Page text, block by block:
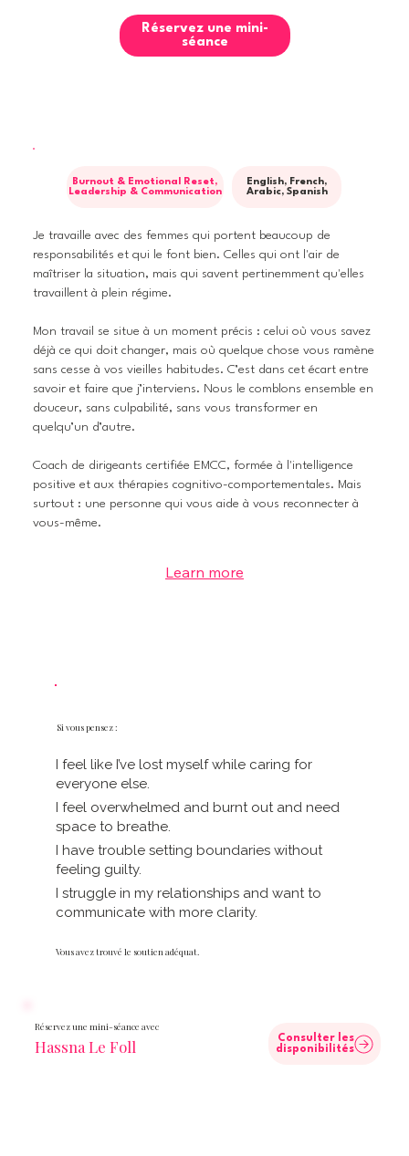
Réservez une mini-
séance
Burnout & Emotional Reset,
Leadership & Communication
English, French,
Arabic, Spanish
Je travaille avec des femmes qui portent beaucoup de
responsabilités et qui le font bien. Celles qui ont l'air de
maîtriser la situation, mais qui savent pertinemment qu'elles
travaillent à plein régime.
Mon travail se situe à un moment précis : celui où vous savez
déjà ce qui doit changer, mais où quelque chose vous ramène
sans cesse à vos vieilles habitudes. C’est dans cet écart entre
savoir et faire que j’interviens. Nous le comblons ensemble en
douceur, sans culpabilité, sans vous transformer en
quelqu’un d’autre.
Coach de dirigeants certifiée EMCC, formée à l'intelligence
positive et aux thérapies cognitivo-comportementales. Mais
surtout : une personne qui vous aide à vous reconnecter à
vous-même.
Si vous pensez :
I feel like I’ve lost myself while caring for
everyone else.
I feel overwhelmed and burnt out and need
space to breathe.
I have trouble setting boundaries without
feeling guilty.
I struggle in my relationships and want to
communicate with more clarity.
Vous avez trouvé le soutien adéquat.
Réservez une mini-séance avec
Hassna Le Foll
Consulter les
disponibilités